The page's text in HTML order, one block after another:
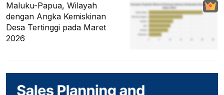
Maluku-Papua, Wilayah
dengan Angka Kemiskinan
Desa Tertinggi pada Maret
2026